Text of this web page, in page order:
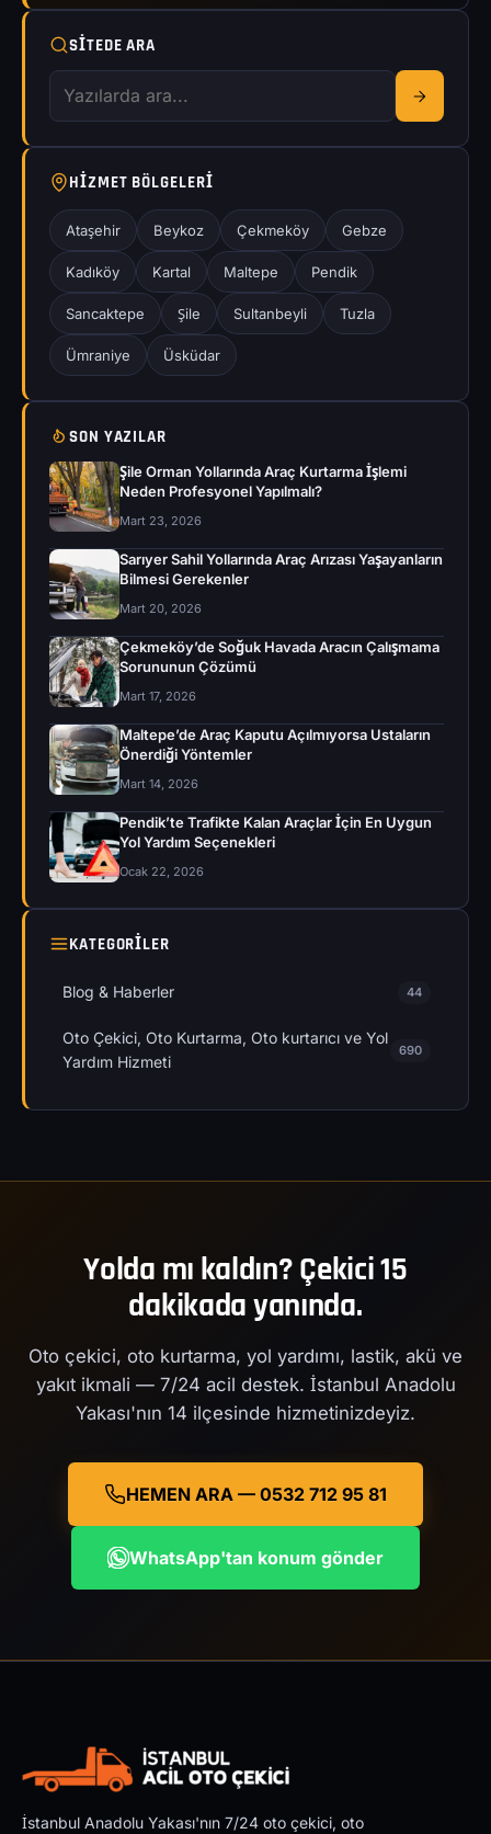
SITEDE ARA
HIZMET BÖLGELERI
Ataşehir Beykoz Çekmeköy Gebze
Kadıköy Kartal Maltepe Pendik
Sancaktepe Şile Sultanbeyli Tuzla
Ümraniye Üsküdar
SON YAZILAR
Şile Orman Yollarında Araç Kurtarma İşlemi
Neden Profesyonel Yapılmalı?
Mart 23, 2026
Sarıyer Sahil Yollarında Araç Arızası Yaşayanların
Bilmesi Gerekenler
Mart 20, 2026
Çekmeköy’de Soğuk Havada Aracın Çalışmama
Sorununun Çözümü
Mart 17, 2026
Maltepe’de Araç Kaputu Açılmıyorsa Ustaların
Önerdiği Yöntemler
Mart 14, 2026
Pendik’te Trafikte Kalan Araçlar İçin En Uygun
Yol Yardım Seçenekleri
Ocak 22, 2026
KATEGORILER
Blog & Haberler 44
Oto Çekici, Oto Kurtarma, Oto kurtarıcı ve Yol
Yardım Hizmeti
690
Yolda mı kaldın? Çekici 15
dakikada yanında.
Oto çekici, oto kurtarma, yol yardımı, lastik, akü ve
yakıt ikmali — 7/24 acil destek. İstanbul Anadolu
Yakası'nın 14 ilçesinde hizmetinizdeyiz.
HEMEN ARA — 0532 712 95 81
WhatsApp'tan konum gönder
İstanbul Anadolu Yakası'nın 7/24 oto çekici, oto